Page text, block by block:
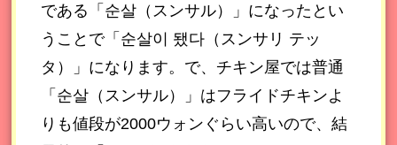
である「순살（スンサル）」になったとい
うことで「순살이 됐다（スンサリ テッ
タ）」になります。で、チキン屋では普通
「순살（スンサル）」はフライドチキンよ
りも値段が2000ウォンぐらい高いので、結